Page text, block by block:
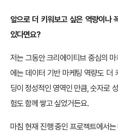
앞으로 더 키워보고 싶은 역량이나
있다면요?
저는 그동안 크리에이티브 중심의
에는 데이터 기반 마케팅 역량도 더
딩이 정성적인 영역인 만큼, 숫자로
험도 함께 쌓고 싶었거든요.
마침 현재 진행 중인 프로젝트에서